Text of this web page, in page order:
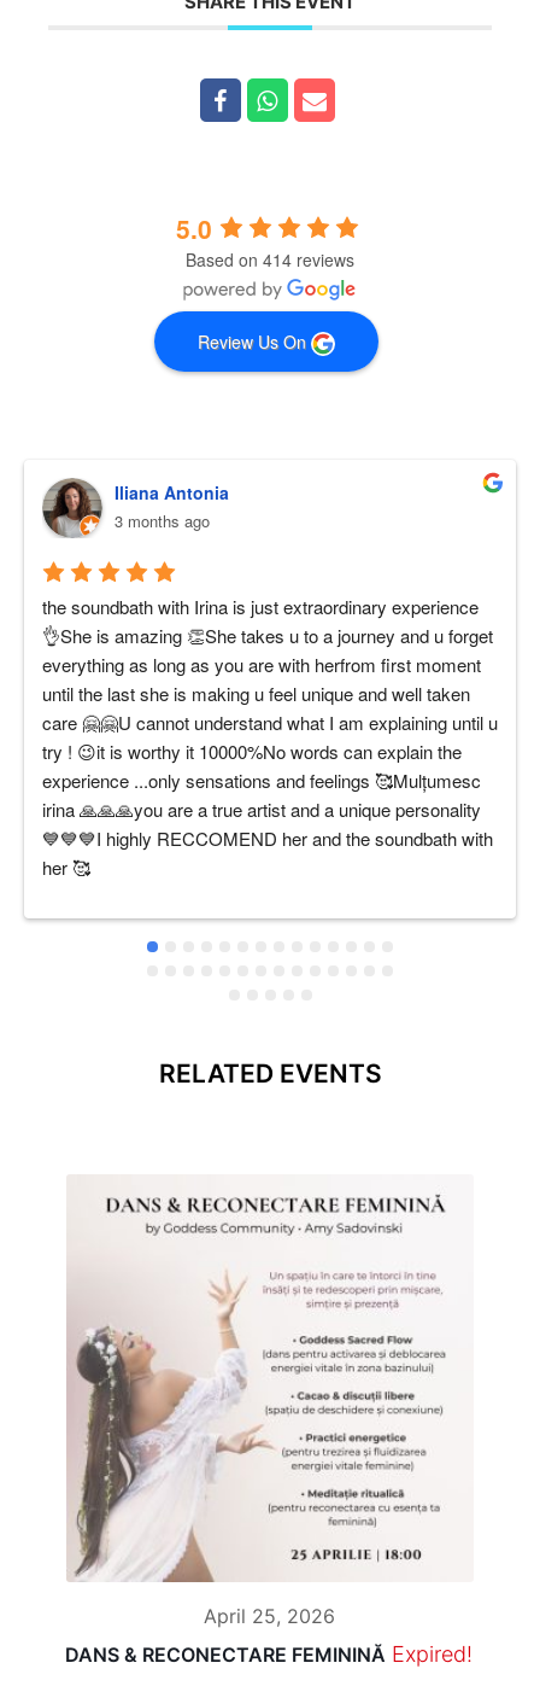
Dincolo de formarea mea ca instructor yoga, activez ca
Shakti trainer, mindfulness life coach și instructor de dans
femei, colaborând cu diferite asociații din românia și din
străinătate ce se ocupă cu elevarea și dezvoltarea
au nevoie de o transformare și care sunt deschise să facă
totul pentru a reuși. Te invit cu drag să participi la toate
evenimentele mele ce au ca temă feminitatea și
reintoarcerea la sine pentru că vei renaște garantat de
fiecare dată și apoi îți vei dori să cucerești lumea! Cândva,
Dalai Lama a spus așa : „Va veni un moment când lumea
5.0
Based on 414 reviews
Review Us On
Iliana Antonia
3 months ago
the soundbath with Irina is just extraordinary experience
👌She is amazing 👏She takes u to a journey and u forget
everything as long as you are with herfrom first moment
until the last she is making u feel unique and well taken
care 🤗🤗U cannot understand what I am explaining until u
try ! 😉it is worthy it 10000%No words can explain the
experience ...only sensations and feelings 🥰Mulțumesc
irina 🙏🙏🙏you are a true artist and a unique personality
💙💙💙I highly RECCOMEND her and the soundbath with
her 🥰
RELATED EVENTS
April 25, 2026
DANS & RECONECTARE FEMININĂ Expired!